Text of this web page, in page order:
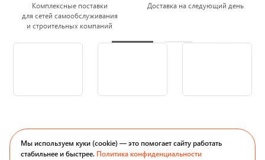
Комплексные поставки
для сетей самообслуживания
и строительных компаний
Доставка на следующий день
Мы используем куки (cookie) — это помогает сайту работать
стабильнее и быстрее. Политика конфиденциальности